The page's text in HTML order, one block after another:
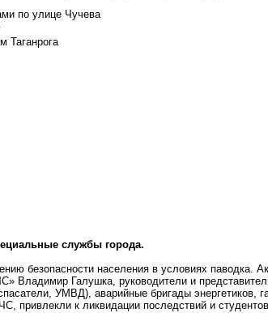
по улице Чучева
Таганрога
службы города.
безопасности населения в условиях паводка.
Владимир Галушка, руководители и
УМВД), аварийные бригады энергетиков,
к ликвидации последствий и